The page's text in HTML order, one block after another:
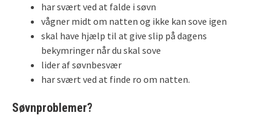
har svært ved at falde i søvn
vågner midt om natten og ikke kan sove igen
skal have hjælp til at give slip på dagens
bekymringer når du skal sove
lider af søvnbesvær
har svært ved at finde ro om natten.
Søvnproblemer?